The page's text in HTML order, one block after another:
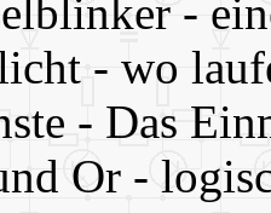
-
- wo
- Das
Or -